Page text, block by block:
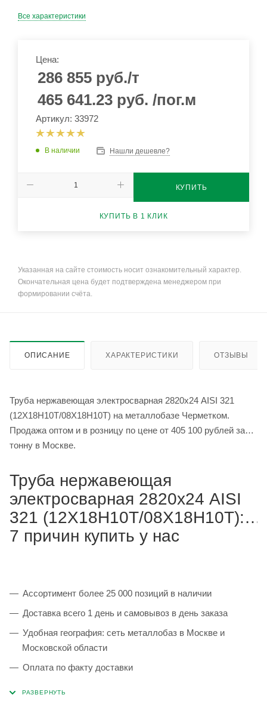
Все характеристики
Цена:
286 855 руб./т
465 641.23 руб. /пог.м
Артикул: 33972
В наличии Нашли дешевле?
КУПИТЬ
КУПИТЬ В 1 КЛИК
Указанная на сайте стоимость носит ознакомительный характер.
Окончательная цена будет подтверждена менеджером при
формировании счёта.
ОПИСАНИЕ ХАРАКТЕРИСТИКИ ОТЗЫВЫ
Труба нержавеющая электросварная 2820х24 AISI 321
(12Х18Н10Т/08Х18Н10Т) на металлобазе Черметком.
Продажа оптом и в розницу по цене от 405 100 рублей за
тонну в Москве.
Труба нержавеющая
электросварная 2820х24 AISI
321 (12Х18Н10Т/08Х18Н10Т):
7 причин купить у нас
Ассортимент более 25 000 позиций в наличии
Доставка всего 1 день и самовывоз в день заказа
Удобная география: сеть металлобаз в Москве и
Московской области
Оплата по факту доставки